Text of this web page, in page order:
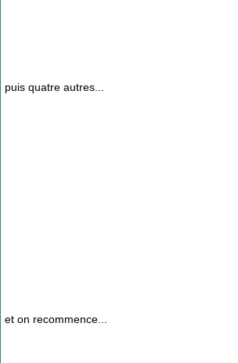
puis quatre autres...
et on recommence...